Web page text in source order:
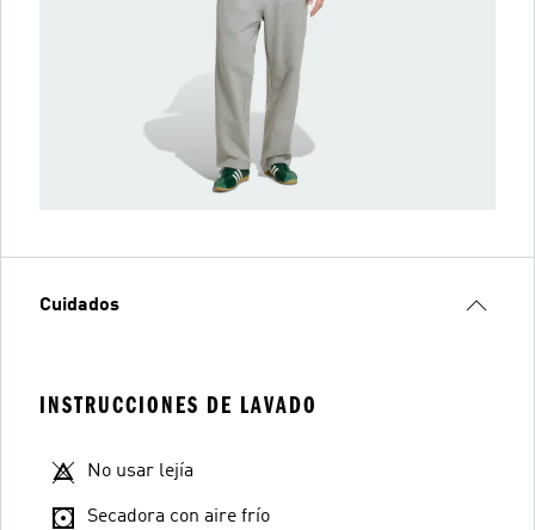
Cuidados
INSTRUCCIONES DE LAVADO
No usar lejía
Secadora con aire frío